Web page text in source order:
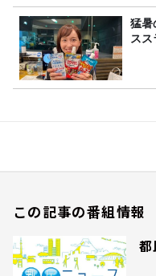
猛暑
スス
この記事の番組情報